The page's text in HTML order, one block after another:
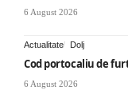
6 August 2026
Actualitate Dolj
Cod portocaliu de
6 August 2026